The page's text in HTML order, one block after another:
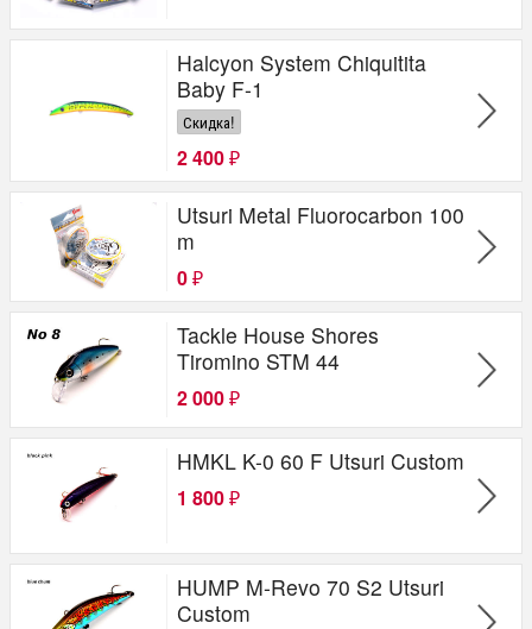
Halcyon System Chiquitita
Baby F-1
Скидка!
2 400 ₽
Utsuri Metal Fluorocarbon 100
m
0 ₽
Tackle House Shores
Tiromino STM 44
2 000 ₽
HMKL K-0 60 F Utsuri Custom
1 800 ₽
HUMP M-Revo 70 S2 Utsuri
Custom